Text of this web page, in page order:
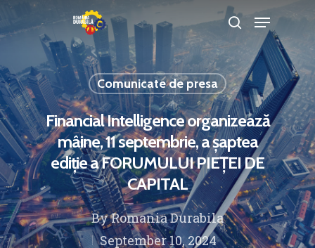
Hit enter to search or ESC to close
Comunicate de presa
Financial Intelligence organizează
mâine, 11 septembrie, a șaptea
ediție a FORUMULUI PIEȚEI DE
CAPITAL
ByRomania Durabila
September 10, 2024